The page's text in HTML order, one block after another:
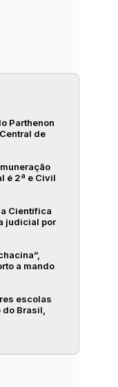
Parthenon
de
é 2ª e Civil
Científica
judicial por
a mando
escolas
Brasil,